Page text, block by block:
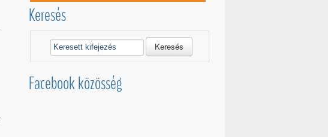
Keresés
Keresés
Facebook közösség